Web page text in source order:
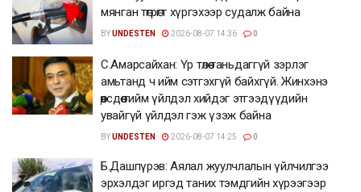
мянган төгрөгт хүргэхээр судалж байна
BYUNDESTEN 2026-08-07 14:36 0
С.Амарсайхан: Үр төлөө таньдаггүй зэрлэг
амьтанд ч ийм сэтгэхгүй байхгүй. Жинхэнэ
өөрсдөө тийм үйлдэл хийдэг этгээдүүдийн
увайгүй үйлдэл гэж үзэж байна
BYUNDESTEN 2026-08-07 14:25 0
Б.Дашпүрэв: Аялал жуулчлалын үйлчилгээ
эрхэлдэг иргэд таних тэмдгийн хүрээгээр